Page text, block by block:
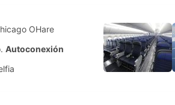
OHare
Autoconexión